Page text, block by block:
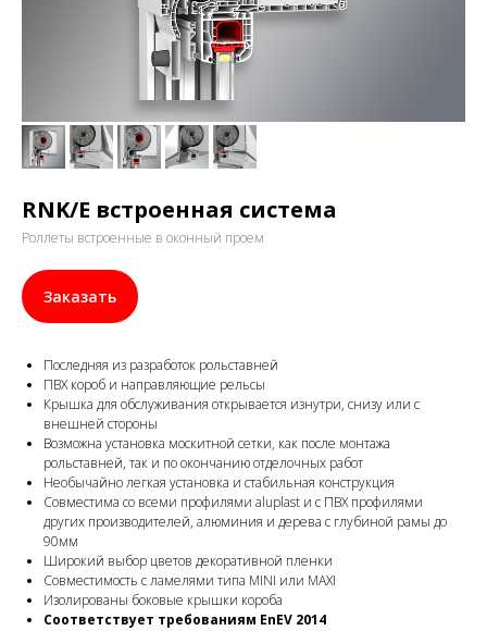
RNK/E встроенная система
Роллеты встроенные в оконный проем
Заказать
Последняя из разработок рольставней
ПВХ короб и направляющие рельсы
Крышка для обслуживания открывается изнутри, снизу или с
внешней стороны
Возможна установка москитной сетки, как после монтажа
рольставней, так и по окончанию отделочных работ
Необычайно легкая установка и стабильная конструкция
Совместима со всеми профилями аluplast и с ПВХ профилями
других производителей, алюминия и дерева с глубиной рамы до
90мм
Широкий выбор цветов декоративной пленки
Совместимость с ламелями типа MINI или MAXI
Изолированы боковые крышки короба
Соответствует требованиям EnEV 2014